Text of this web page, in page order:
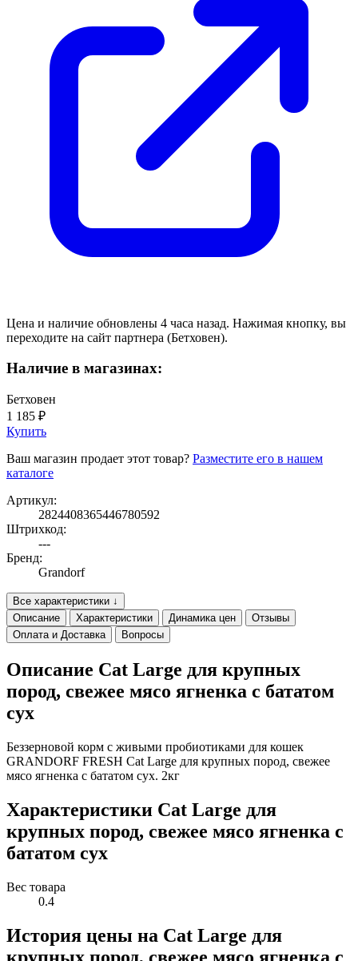
Цена и наличие обновлены 4 часа назад. Нажимая кнопку, вы
переходите на сайт партнера (Бетховен).
Наличие в магазинах:
Бетховен
1 185 ₽
Купить
Ваш магазин продает этот товар? Разместите его в нашем
каталоге
Артикул:
2824408365446780592
Штрихкод:
---
Бренд:
Grandorf
Все характеристики ↓
Описание
Характеристики Динамика цен
Отзывы
Оплата и Доставка
Вопросы
Описание Cat Large для крупных
пород, свежее мясо ягненка с бататом
сух
Беззерновой корм с живыми пробиотиками для кошек
GRANDORF FRESH Cat Large для крупных пород, свежее
мясо ягненка с бататом сух. 2кг
Характеристики Cat Large для
крупных пород, свежее мясо ягненка с
бататом сух
Вес товара
0.4
История цены на Cat Large для
крупных пород, свежее мясо ягненка с